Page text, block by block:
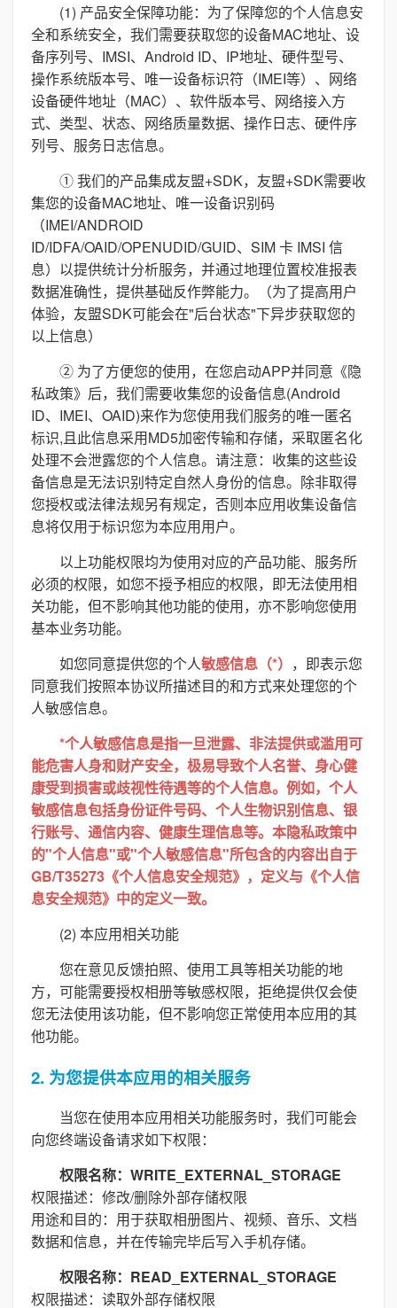
(1) 产品安全保障功能：为了保障您的个人信息安
全和系统安全，我们需要获取您的设备MAC地址、设
备序列号、IMSI、Android ID、IP地址、硬件型号、
操作系统版本号、唯一设备标识符（IMEI等）、网络
设备硬件地址（MAC）、软件版本号、网络接入方
式、类型、状态、网络质量数据、操作日志、硬件序
列号、服务日志信息。
① 我们的产品集成友盟+SDK，友盟+SDK需要收
集您的设备MAC地址、唯一设备识别码
（IMEI/ANDROID
ID/IDFA/OAID/OPENUDID/GUID、SIM 卡 IMSI 信
息）以提供统计分析服务，并通过地理位置校准报表
数据准确性，提供基础反作弊能力。（为了提高用户
体验，友盟SDK可能会在"后台状态"下异步获取您的
以上信息）
② 为了方便您的使用，在您启动APP并同意《隐
私政策》后，我们需要收集您的设备信息(Android
ID、IMEI、OAID)来作为您使用我们服务的唯一匿名
标识,且此信息采用MD5加密传输和存储，采取匿名化
处理不会泄露您的个人信息。请注意：收集的这些设
备信息是无法识别特定自然人身份的信息。除非取得
您授权或法律法规另有规定，否则本应用收集设备信
息将仅用于标识您为本应用用户。
以上功能权限均为使用对应的产品功能、服务所
必须的权限，如您不授予相应的权限，即无法使用相
关功能，但不影响其他功能的使用，亦不影响您使用
基本业务功能。
如您同意提供您的个人敏感信息（*） ，即表示您
同意我们按照本协议所描述目的和方式来处理您的个
人敏感信息。
*个人敏感信息是指一旦泄露、非法提供或滥用可
能危害人身和财产安全，极易导致个人名誉、身心健
康受到损害或歧视性待遇等的个人信息。例如，个人
敏感信息包括身份证件号码、个人生物识别信息、银
行账号、通信内容、健康生理信息等。本隐私政策中
的"个人信息"或"个人敏感信息"所包含的内容出自于
GB/T35273《个人信息安全规范》，定义与《个人信
息安全规范》中的定义一致。
(2) 本应用相关功能
您在意见反馈拍照、使用工具等相关功能的地
方，可能需要授权相册等敏感权限，拒绝提供仅会使
您无法使用该功能，但不影响您正常使用本应用的其
他功能。
2. 为您提供本应用的相关服务
当您在使用本应用相关功能服务时，我们可能会
向您终端设备请求如下权限：
权限名称：WRITE_EXTERNAL_STORAGE
权限描述：修改/删除外部存储权限
用途和目的：用于获取相册图片、视频、音乐、文档
数据和信息，并在传输完毕后写入手机存储。
权限名称：READ_EXTERNAL_STORAGE
权限描述：读取外部存储权限